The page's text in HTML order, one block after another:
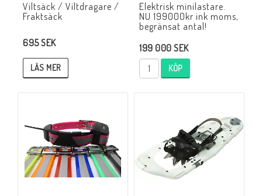
Viltsäck / Viltdragare /
Fraktsäck
695 SEK
LÄS MER
Elektrisk minilastare.
NU 199000kr ink moms,
begränsat antal!
199 000 SEK
KÖP